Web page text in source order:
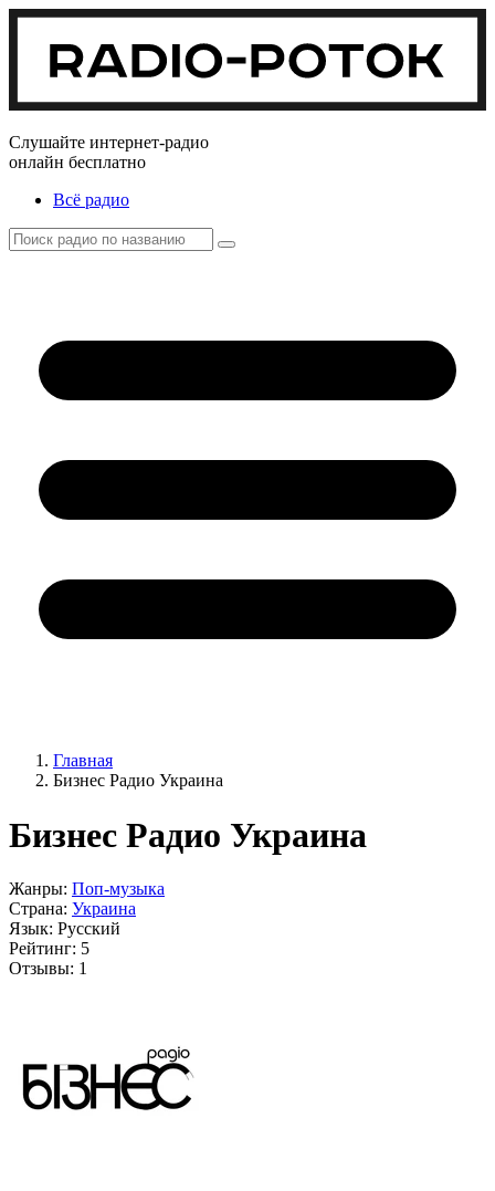
Слушайте интернет-радио
онлайн бесплатно
Всё радио
Главная
Бизнес Радио Украина
Бизнес Радио Украина
Жанры: Поп-музыка
Страна: Украина
Язык: Русский
Рейтинг: 5
Отзывы: 1